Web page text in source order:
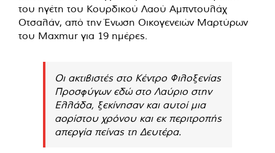
του ηγέτη του Κουρδικού Λαού Αμπντουλάχ
Οτσαλάν, από την Ένωση Οικογενειών Μαρτύρων
του Maxmur για 19 ημέρες.
Οι ακτιβιστές στο Κέντρο Φιλοξενίας
Προσφύγων εδώ στο Λαύριο στην
Ελλάδα, ξεκίνησαν και αυτοί μια
αορίστου χρόνου και εκ περιτροπής
απεργία πείνας τη Δευτέρα.